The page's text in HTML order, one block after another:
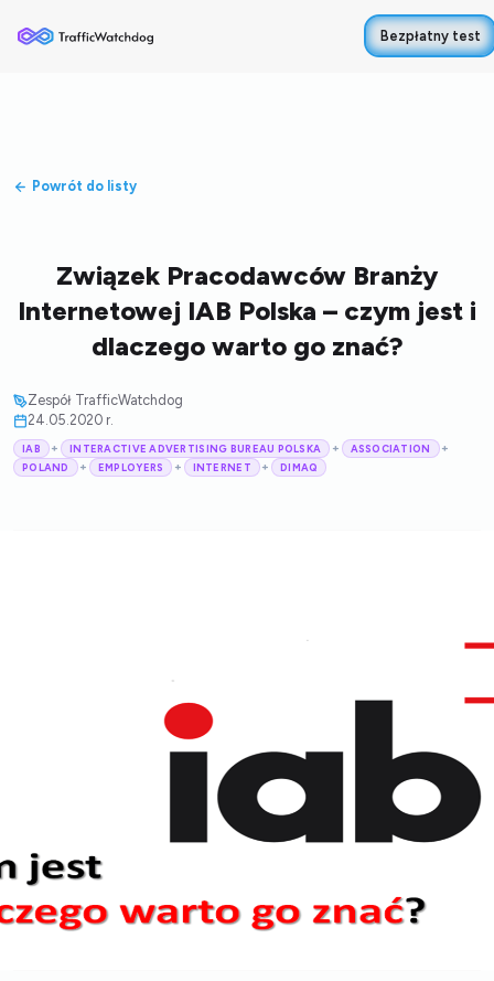
Bezpłatny test
Powrót do listy
Związek Pracodawców Branży
Internetowej IAB Polska – czym jest i
dlaczego warto go znać?
Zespół TrafficWatchdog
24.05.2020 r.
IAB + INTERACTIVE ADVERTISING BUREAU POLSKA + ASSOCIATION +
POLAND + EMPLOYERS + INTERNET + DIMAQ